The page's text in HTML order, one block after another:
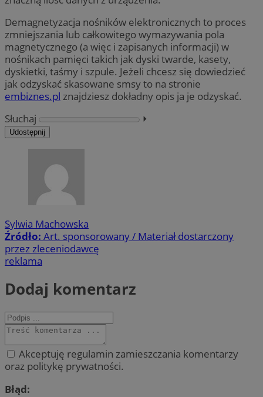
Demagnetyzacja nośników elektronicznych to proces
zmniejszania lub całkowitego wymazywania pola
magnetycznego (a więc i zapisanych informacji) w
nośnikach pamięci takich jak dyski twarde, kasety,
dyskietki, taśmy i szpule. Jeżeli chcesz się dowiedzieć
jak odzyskać skasowane smsy to na stronie
embiznes.pl znajdziesz dokładny opis ja je odzyskać.
Słuchaj
⏵︎
Udostępnij
Sylwia Machowska
Źródło: Art. sponsorowany / Materiał dostarczony
przez zleceniodawcę
reklama
Dodaj komentarz
Akceptuję regulamin zamieszczania komentarzy
oraz politykę prywatności.
Błąd: